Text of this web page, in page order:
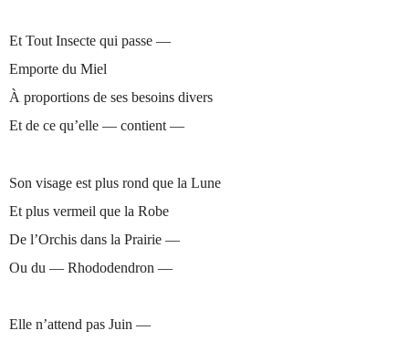
Et Tout Insecte qui passe —
Emporte du Miel
À proportions de ses besoins divers
Et de ce qu’elle — contient —
Son visage est plus rond que la Lune
Et plus vermeil que la Robe
De l’Orchis dans la Prairie —
Ou du — Rhododendron —
Elle n’attend pas Juin —